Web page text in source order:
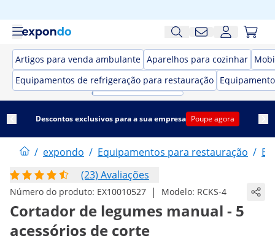
Artigos para venda ambulante Aparelhos para cozinhar
Equipamentos de refrigeração para restauração
Descontos exclusivos para a sua empresa Poupe agora
/ expondo / Equipamentos para restauração /
(23) Avaliações
Número do produto: EX10010527 | Modelo: RCKS-4
Cortador de legumes manual - 5
acessórios de corte